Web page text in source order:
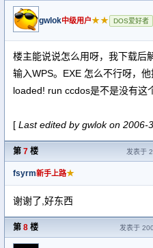
gwlok中级用户★★ DOS爱好者
楼主能说说怎么用呀，我下载后
输入WPS。EXE 怎么不行呀，
loaded! run ccdos是不是没有这
[ Last edited by gwlok on 2006-
第 7 楼 发表于
fsyrm新手上路★
谢谢了,好东西
第 8 楼 发表于